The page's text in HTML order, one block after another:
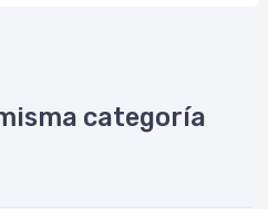
categoría